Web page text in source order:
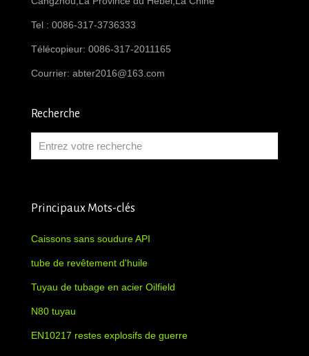
Tel : 0086-317-3736333
Télécopieur: 0086-317-2011165
Courrier: abter2016@163.com
Recherche
Principaux Mots-clés
Caissons sans soudure API
tube de revêtement d'huile
Tuyau de tubage en acier Oilfield
N80 tuyau
EN10217 restes explosifs de guerre